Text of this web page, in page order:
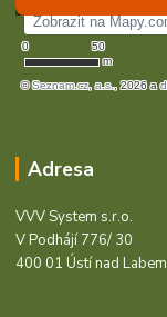
Adresa
VVV System s.r.o.
V Podhájí 776/ 30
400 01 Ústí nad Labem